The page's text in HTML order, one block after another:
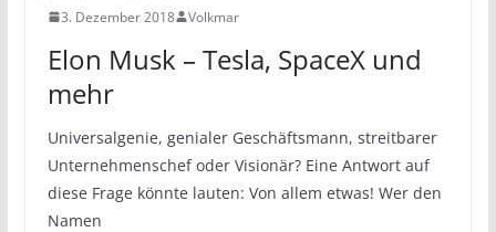
3. Dezember 2018 Volkmar
Elon Musk – Tesla, SpaceX und
mehr
Universalgenie, genialer Geschäftsmann, streitbarer
Unternehmenschef oder Visionär? Eine Antwort auf
diese Frage könnte lauten: Von allem etwas! Wer den
Namen